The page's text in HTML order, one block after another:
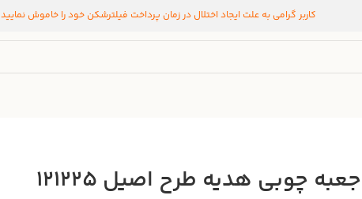
کاربر گرامی به علت ایجاد اختلال در زمان پرداخت فیلترشکن خود را خاموش نمایید
جعبه چوبی هدیه طرح اصیل 121225